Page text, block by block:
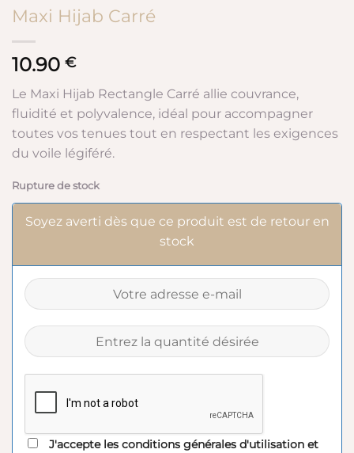
Maxi Hijab Carré
10.90 €
Le Maxi Hijab Rectangle Carré allie couvrance,
fluidité et polyvalence, idéal pour accompagner
toutes vos tenues tout en respectant les exigences
du voile légiféré.
Rupture de stock
Soyez averti dès que ce produit est de retour en
stock
J'accepte les conditions générales d'utilisation et